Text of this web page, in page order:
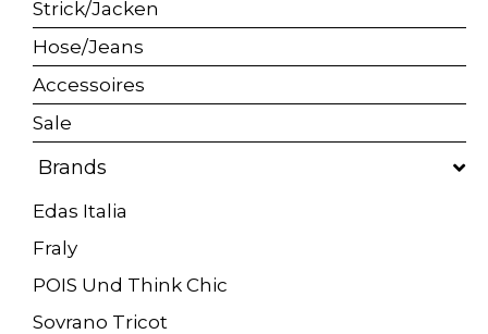
Strick/Jacken
Hose/Jeans
Accessoires
Sale
Brands
Edas Italia
Fraly
POIS Und Think Chic
Sovrano Tricot